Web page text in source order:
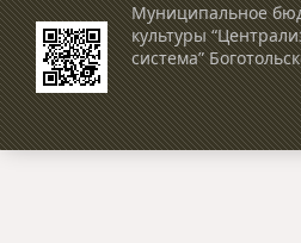
Муниципальное
культуры
система”